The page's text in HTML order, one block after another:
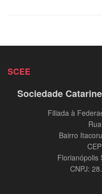
SCEE
Sociedade
Filiada à
Bairro
Florianópolis
CNPJ: